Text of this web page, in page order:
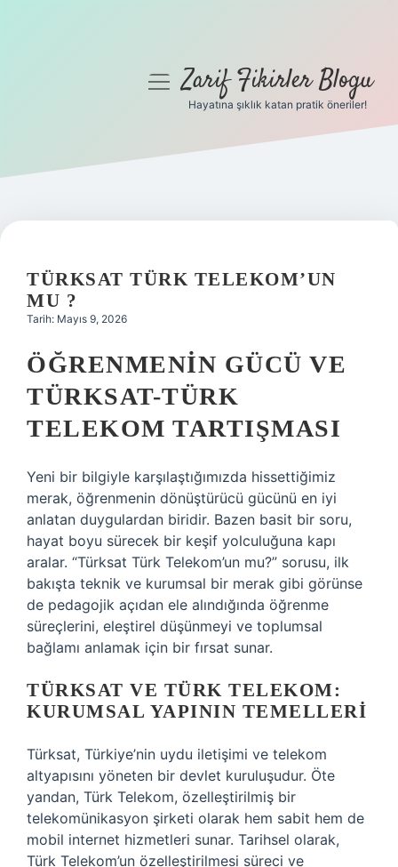
Gizlilik Politikası
Yasal Uyarı
menüyüZarif Fikirler Blogu
Hayatına şıklık katan pratik öneriler!
TÜRKSAT TÜRK TELEKOM’UN
MU ?
Tarih: Mayıs 9, 2026
ÖĞRENMENIN GÜCÜ VE
TÜRKSAT-TÜRK
TELEKOM TARTIŞMASI
Yeni bir bilgiyle karşılaştığımızda hissettiğimiz
merak, öğrenmenin dönüştürücü gücünü en iyi
anlatan duygulardan biridir. Bazen basit bir soru,
hayat boyu sürecek bir keşif yolculuğuna kapı
aralar. “Türksat Türk Telekom’un mu?” sorusu, ilk
bakışta teknik ve kurumsal bir merak gibi görünse
de pedagojik açıdan ele alındığında öğrenme
süreçlerini, eleştirel düşünmeyi ve toplumsal
bağlamı anlamak için bir fırsat sunar.
TÜRKSAT VE TÜRK TELEKOM:
KURUMSAL YAPININ TEMELLERI
Türksat, Türkiye’nin uydu iletişimi ve telekom
altyapısını yöneten bir devlet kuruluşudur. Öte
yandan, Türk Telekom, özelleştirilmiş bir
telekomünikasyon şirketi olarak hem sabit hem de
mobil internet hizmetleri sunar. Tarihsel olarak,
Türk Telekom’un özelleştirilmesi süreci ve